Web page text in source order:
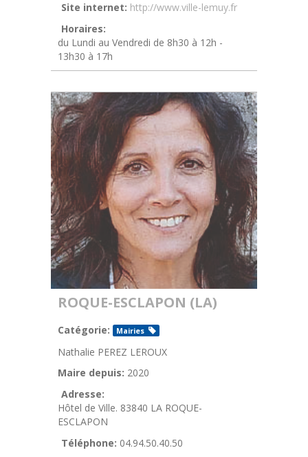
Site internet: http://www.ville-lemuy.fr
Horaires:
du Lundi au Vendredi de 8h30 à 12h -
13h30 à 17h
ROQUE-ESCLAPON (LA)
Catégorie: Mairies
Nathalie PEREZ LEROUX
Maire depuis: 2020
Adresse:
Hôtel de Ville. 83840 LA ROQUE-
ESCLAPON
Téléphone: 04.94.50.40.50